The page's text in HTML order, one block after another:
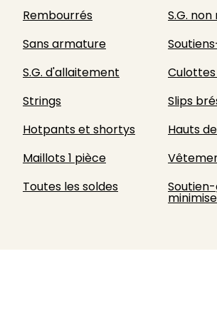
Rembourrés
S.G.
Sans armature
S.G. d'allaitement
Strings
Slips
Hotpants et shortys
Hauts
Maillots 1 pièce
Toutes les soldes